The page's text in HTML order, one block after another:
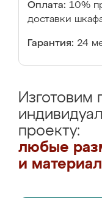
Оплата: 10%
доставки
Гарантия: 24
Изготовим
проекту:
любые
и